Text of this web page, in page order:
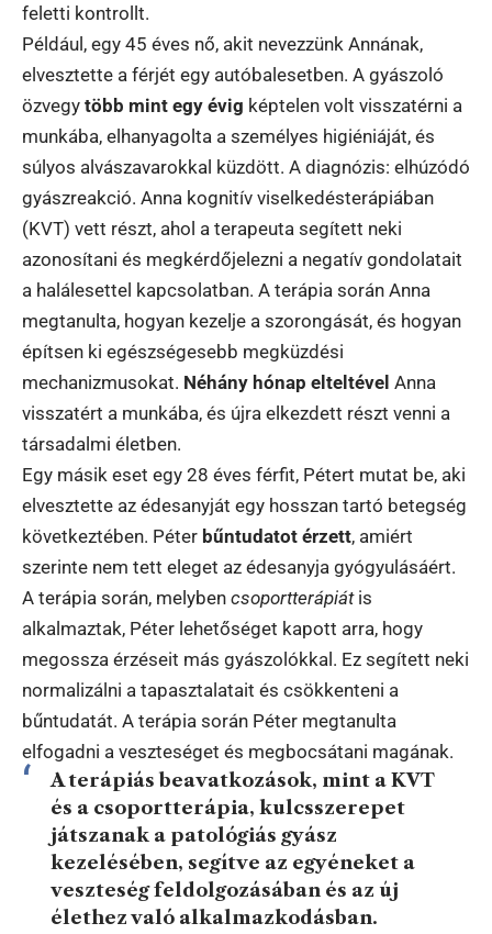
feletti kontrollt.
Például, egy 45 éves nő, akit nevezzünk Annának,
elvesztette a férjét egy autóbalesetben. A gyászoló
özvegy több mint egy évig képtelen volt visszatérni a
munkába, elhanyagolta a személyes higiéniáját, és
súlyos alvászavarokkal küzdött. A diagnózis: elhúzódó
gyászreakció. Anna kognitív viselkedésterápiában
(KVT) vett részt, ahol a terapeuta segített neki
azonosítani és megkérdőjelezni a negatív gondolatait
a halálesettel kapcsolatban. A terápia során Anna
megtanulta, hogyan kezelje a szorongását, és hogyan
építsen ki egészségesebb megküzdési
mechanizmusokat. Néhány hónap elteltével Anna
visszatért a munkába, és újra elkezdett részt venni a
társadalmi életben.
Egy másik eset egy 28 éves férfit, Pétert mutat be, aki
elvesztette az édesanyját egy hosszan tartó betegség
következtében. Péter bűntudatot érzett, amiért
szerinte nem tett eleget az édesanyja gyógyulásáért.
A terápia során, melyben csoportterápiátis
alkalmaztak, Péter lehetőséget kapott arra, hogy
megossza érzéseit más gyászolókkal. Ez segített neki
normalizálni a tapasztalatait és csökkenteni a
bűntudatát. A terápia során Péter megtanulta
elfogadni a veszteséget és megbocsátani magának.
A terápiás beavatkozások, mint a KVT
és a csoportterápia, kulcsszerepet
játszanak a patológiás gyász
kezelésében, segítve az egyéneket a
veszteség feldolgozásában és az új
élethez való alkalmazkodásban.